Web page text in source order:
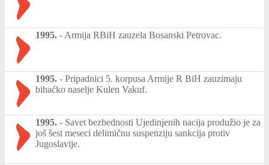
1995. - Armija RBiH zauzela Bosanski Petrovac.
1995. - Pripadnici 5. korpusa Armije R BiH zauzimaju
bihaćko naselje Kulen Vakuf.
1995. - Savet bezbednosti Ujedinjenih nacija produžio je za
još šest meseci delimičnu suspenziju sankcija protiv
Jugoslavije.